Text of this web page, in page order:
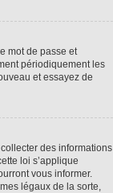
mot de passe et
périodiquement les
et essayez de
des informations
loi s’applique
vous informer.
légaux de la sorte,